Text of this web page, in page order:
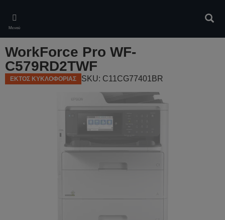
main
content
Μενού
WorkForce Pro WF-
C579RD2TWF
ΕΚΤΟΣ ΚΥΚΛΟΦΟΡΙΑΣ SKU: C11CG77401BR